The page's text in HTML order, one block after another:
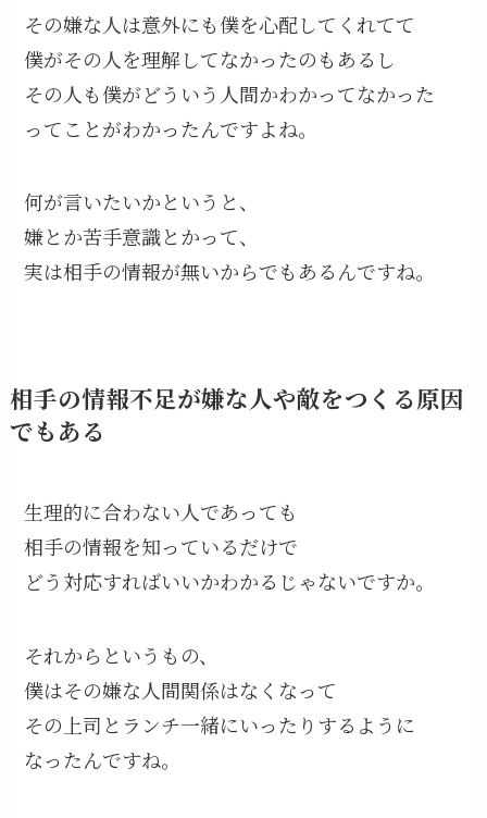
その嫌な人は意外にも僕を心配してくれてて
僕がその人を理解してなかったのもあるし
その人も僕がどういう人間かわかってなかった
ってことがわかったんですよね。
何が言いたいかというと、
嫌とか苦手意識とかって、
実は相手の情報が無いからでもあるんですね。
相手の情報不足が嫌な人や敵をつくる原因
でもある
生理的に合わない人であっても
相手の情報を知っているだけで
どう対応すればいいかわかるじゃないですか。
それからというもの、
僕はその嫌な人間関係はなくなって
その上司とランチ一緒にいったりするように
なったんですね。